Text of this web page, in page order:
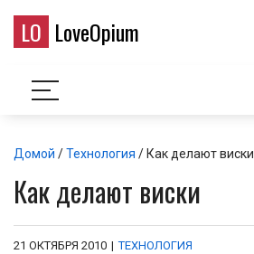
LO LoveOpium
Домой /Технология / Как делают виски
Как делают виски
21 ОКТЯБРЯ 2010 | ТЕХНОЛОГИЯ